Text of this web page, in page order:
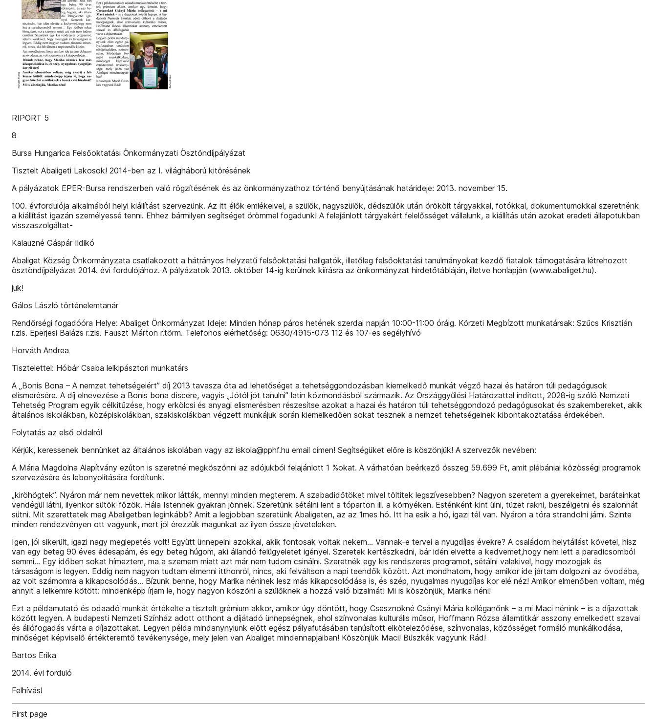
RIPORT 5
8
Bursa Hungarica Felsőoktatási Önkormányzati Ösztöndíjpályázat
Tisztelt Abaligeti Lakosok! 2014-ben az I. világháború kitörésének
A pályázatok EPER-Bursa rendszerben való rögzítésének és az önkormányzathoz történő benyújtásának határideje: 2013. november 15.
100. évfordulója alkalmából helyi kiállítást szervezünk. Az itt élők emlékeivel, a szülők, nagyszülők, dédszülők után örökölt tárgyakkal, fotókkal, dokumentumokkal szeretnénk
a kiállítást igazán személyessé tenni. Ehhez bármilyen segítséget örömmel fogadunk! A felajánlott tárgyakért felelősséget vállalunk, a kiállítás után azokat eredeti állapotukban
visszaszolgáltat-
Kalauzné Gáspár Ildikó
Abaliget Község Önkormányzata csatlakozott a hátrányos helyzetű felsőoktatási hallgatók, illetőleg felsőoktatási tanulmányokat kezdő fiatalok támogatására létrehozott
ösztöndíjpályázat 2014. évi fordulójához. A pályázatok 2013. október 14-ig kerülnek kiírásra az önkormányzat hirdetőtábláján, illetve honlapján (www.abaliget.hu).
juk!
Gálos László történelemtanár
Rendőrségi fogadóóra Helye: Abaliget Önkormányzat Ideje: Minden hónap páros hetének szerdai napján 10:00-11:00 óráig. Körzeti Megbízott munkatársak: Szűcs Krisztián
r.zls. Eperjesi Balázs r.zls. Fauszt Márton r.törm. Telefonos elérhetőség: 0630/4915-073 112 és 107-es segélyhívó
Horváth Andrea
Tisztelettel: Hóbár Csaba lelkipásztori munkatárs
A „Bonis Bona – A nemzet tehetségeiért” díj 2013 tavasza óta ad lehetőséget a tehetséggondozásban kiemelkedő munkát végző hazai és határon túli pedagógusok
elismerésére. A díj elnevezése a Bonis bona discere, vagyis „Jótól jót tanulni” latin közmondásból származik. Az Országgyűlési Határozattal indított, 2028-ig szóló Nemzeti
Tehetség Program egyik célkitűzése, hogy erkölcsi és anyagi elismerésben részesítse azokat a hazai és határon túli tehetséggondozó pedagógusokat és szakembereket, akik
általános iskolákban, középiskolákban, szakiskolákban végzett munkájuk során kiemelkedően sokat tesznek a nemzet tehetségeinek kibontakoztatása érdekében.
Folytatás az első oldalról
Kérjük, keressenek bennünket az általános iskolában vagy az iskola@pphf.hu email címen! Segítségüket előre is köszönjük! A szervezők nevében:
A Mária Magdolna Alapítvány ezúton is szeretné megköszönni az adójukból felajánlott 1 %okat. A várhatóan beérkező összeg 59.699 Ft, amit plébániai közösségi programok
szervezésére és lebonyolítására fordítunk.
„kiröhögtek”. Nyáron már nem nevettek mikor látták, mennyi minden megterem. A szabadidőtöket mivel töltitek legszívesebben? Nagyon szeretem a gyerekeimet, barátainkat
vendégül látni, ilyenkor sütök-főzök. Hála Istennek gyakran jönnek. Szeretünk sétálni lent a tóparton ill. a környéken. Esténként kint ülni, tüzet rakni, beszélgetni és szalonnát
sütni. Mit szerettetek meg Abaligetben leginkább? Amit a legjobban szeretünk Abaligeten, az az 1mes hó. Itt ha esik a hó, igazi tél van. Nyáron a tóra strandolni járni. Szinte
minden rendezvényen ott vagyunk, mert jól érezzük magunkat az ilyen össze jöveteleken.
Igen, jól sikerült, igazi nagy meglepetés volt! Együtt ünnepelni azokkal, akik fontosak voltak nekem… Vannak-e tervei a nyugdíjas évekre? A családom helytállást követel, hisz
van egy beteg 90 éves édesapám, és egy beteg húgom, aki állandó felügyeletet igényel. Szeretek kertészkedni, bár idén elvette a kedvemet,hogy nem lett a paradicsomból
semmi… Egy időben sokat hímeztem, ma a szemem miatt azt már nem tudom csinálni. Szeretnék egy kis rendszeres programot, sétálni valakivel, hogy mozogjak és
társaságom is legyen. Eddig nem nagyon tudtam elmenni itthonról, nincs, aki felváltson a napi teendők között. Azt mondhatom, hogy amikor ide jártam dolgozni az óvodába,
az volt számomra a kikapcsolódás… Bízunk benne, hogy Marika néninek lesz más kikapcsolódása is, és szép, nyugalmas nyugdíjas kor elé néz! Amikor elmenőben voltam, még
annyit a lelkemre kötött: mindenképp írjam le, hogy nagyon köszöni a szülőknek a hozzá való bizalmát! Mi is köszönjük, Marika néni!
Ezt a példamutató és odaadó munkát értékelte a tisztelt grémium akkor, amikor úgy döntött, hogy Csesznokné Csányi Mária kolléganőnk – a mi Maci nénink – is a díjazottak
között legyen. A budapesti Nemzeti Színház adott otthont a díjátadó ünnepségnek, ahol színvonalas kulturális műsor, Hoffmann Rózsa államtitkár asszony emelkedett szavai
és állófogadás várta a díjazottakat. Legyen példa mindanynyiunk előtt egész pályafutásában tanúsított elköteleződése, színvonalas, közösséget formáló munkálkodása,
minőséget képviselő értékteremtő tevékenysége, mely jelen van Abaliget mindennapjaiban! Köszönjük Maci! Büszkék vagyunk Rád!
Bartos Erika
2014. évi forduló
Felhívás!
First page